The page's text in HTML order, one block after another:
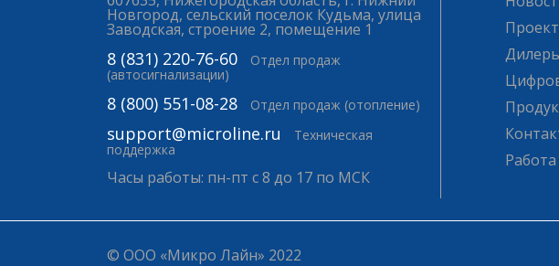
Новгород, сельский поселок Кудьма, улица
Заводская, строение 2, помещение 1
8 (831) 220-76-60
Отдел продаж
(автосигнализации)
8 (800) 551-08-28 Отдел продаж (отопление)
support@microline.ru
Техническая
поддержка
Часы работы: пн-пт с 8 до 17 по МСК
Работа
© ООО «Микро Лайн» 2022